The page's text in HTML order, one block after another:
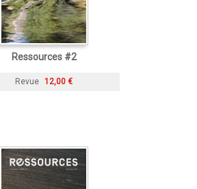
Ressources #2
Revue 12,00 €